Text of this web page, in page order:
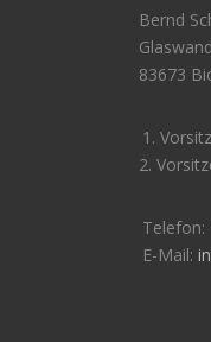
Bernd
83673
1.
2.
Telefon:
E-Mail: